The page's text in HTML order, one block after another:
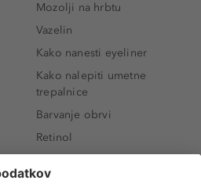
Mozolji na hrbtu
Vazelin
Kako nanesti eyeliner
Kako nalepiti umetne
trepalnice
Barvanje obrvi
Retinol